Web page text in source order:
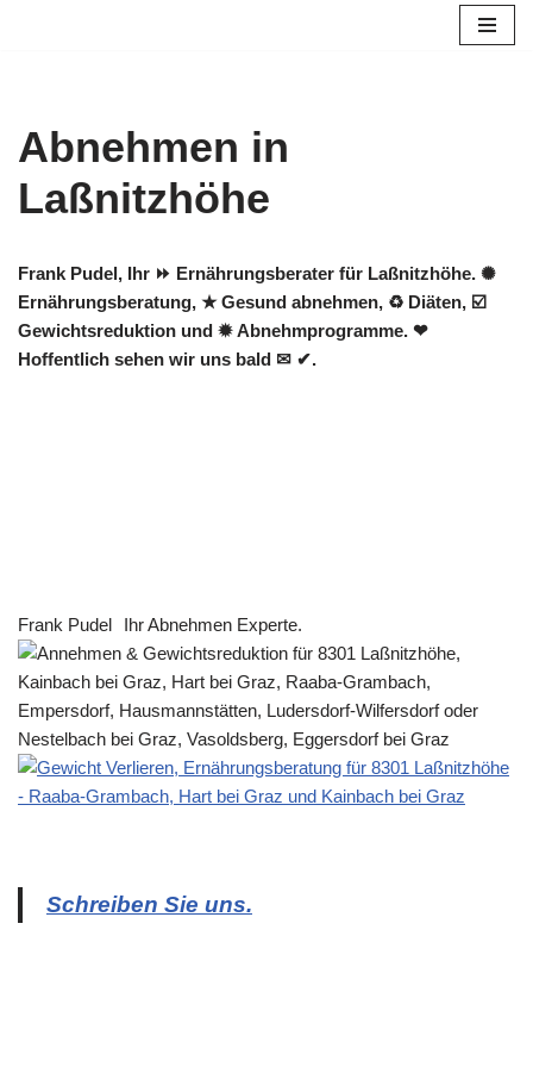
Abnehmen in
Laßnitzhöhe
Frank Pudel, Ihr ⏩ Ernährungsberater für Laßnitzhöhe. ✺
Ernährungsberatung, ★ Gesund abnehmen, ♻ Diäten, ☑️
Gewichtsreduktion und ✹ Abnehmprogramme. ❤
Hoffentlich sehen wir uns bald ✉ ✔.
Frank Pudel Ihr Abnehmen Experte.
Schreiben Sie uns.